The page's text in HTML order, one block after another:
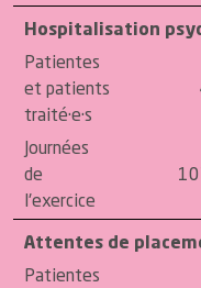
Hospitalisation
Patientes
et patients
traité·e·s
Journées
de
l'exercice
Attentes de
Patientes